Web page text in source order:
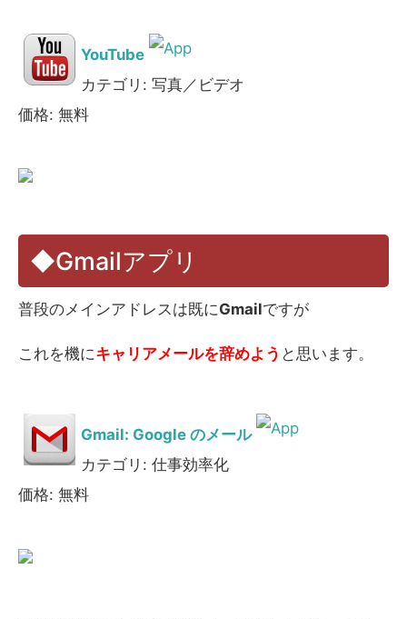
YouTube
カテゴリ: 写真／ビデオ
価格: 無料
◆Gmailアプリ
普段のメインアドレスは既にGmailですが
これを機にキャリアメールを辞めよう と思います。
Gmail: Google のメール
カテゴリ: 仕事効率化
価格: 無料